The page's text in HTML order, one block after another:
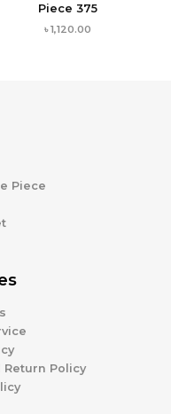
Piece 375
৳1,120.00
Piece
Return Policy